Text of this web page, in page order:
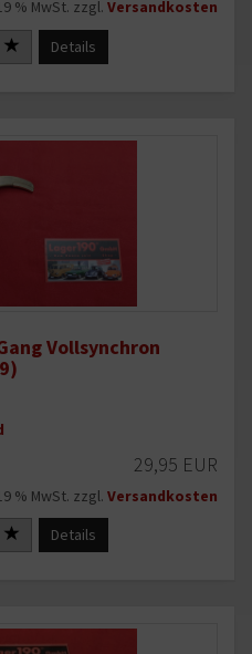
% MwSt. zzgl. Versandkosten
Details
Vollsynchron
29,95 EUR
% MwSt. zzgl. Versandkosten
Details